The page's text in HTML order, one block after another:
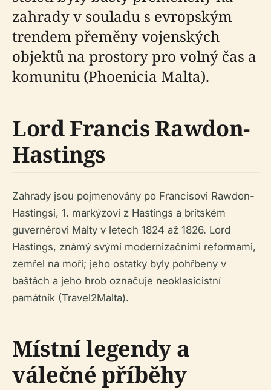
zahrady v souladu s evropským
trendem přeměny vojenských
objektů na prostory pro volný čas a
komunitu (Phoenicia Malta).
Lord Francis Rawdon-
Hastings
Zahrady jsou pojmenovány po Francisovi Rawdon-
Hastingsi, 1. markýzovi z Hastings a britském
guvernérovi Malty v letech 1824 až 1826. Lord
Hastings, známý svými modernizačními reformami,
zemřel na moři; jeho ostatky byly pohřbeny v
baštách a jeho hrob označuje neoklasicistní
památník (Travel2Malta).
Místní legendy a
válečné příběhy